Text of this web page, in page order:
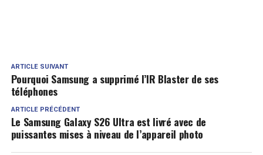
ARTICLE SUIVANT
Pourquoi Samsung a supprimé l’IR Blaster de ses
téléphones
ARTICLE PRÉCÉDENT
Le Samsung Galaxy S26 Ultra est livré avec de
puissantes mises à niveau de l’appareil photo